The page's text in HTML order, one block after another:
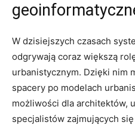
W dzisiejszych czasach
odgrywają coraz większą​
urbanistycznym. Dzięki nim
spacery po modelach
możliwości dla architektów,
specjalistów zajmujących